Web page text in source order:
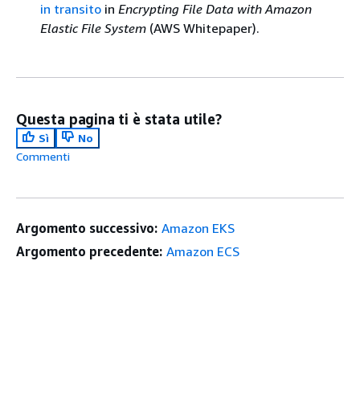
in transito in Encrypting File Data with Amazon
Elastic File System (AWS Whitepaper).
Questa pagina ti è stata utile?
Sì
No
Commenti
Argomento successivo: Amazon EKS
Argomento precedente: Amazon ECS